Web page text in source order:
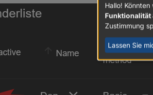
Hallo!
Funktionalität
Zustimmung
Lassen Sie